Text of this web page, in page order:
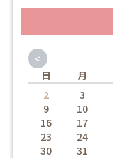
<
日
月
2 3
9
10
16
17
23
24
30
31